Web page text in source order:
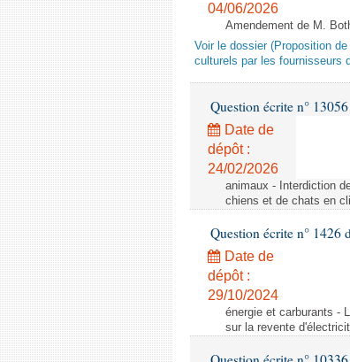
04/06/2026
Amendement de M.
Voir le dossier (Proposition
culturels par les fournisseurs
Question écrite n°
Date de
dépôt :
24/02/2026
animaux - Interdiction
chiens et de chats en
Question écrite n° 1426
Date de
dépôt :
29/10/2024
énergie et carburants -
sur la revente